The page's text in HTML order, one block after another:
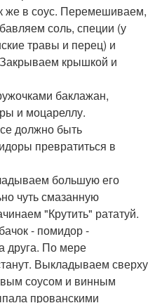
же в соус. Перемешиваем,
соль, специи (у
травы и перец) и
крышкой и
баклажан,
и моцареллу.
должно быть
превратиться в
большую его
чуть смазанную
"Крутить" рататуй.
- помидор -
друга. По мере
Выкладываем сверху
соусом и винным
прованскими